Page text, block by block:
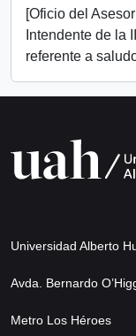
[Oficio del
Intendente de la
referente a
Universidad Alberto
Avda. Bernardo
Metro Los Héroes